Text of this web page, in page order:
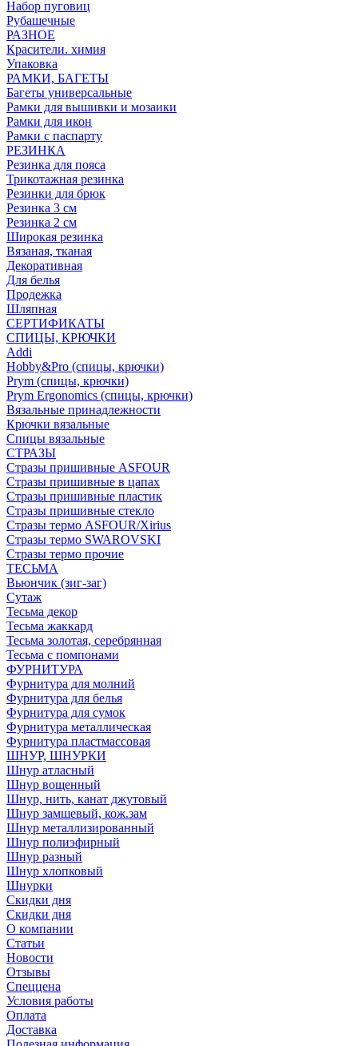
Набор пуговиц
Рубашечные
РАЗНОЕ
Красители. химия
Упаковка
РАМКИ, БАГЕТЫ
Багеты универсальные
Рамки для вышивки и мозаики
Рамки для икон
Рамки с паспарту
РЕЗИНКА
Резинка для пояса
Трикотажная резинка
Резинки для брюк
Резинка 3 см
Резинка 2 см
Широкая резинка
Вязаная, тканая
Декоративная
Для белья
Продежка
Шляпная
СЕРТИФИКАТЫ
СПИЦЫ, КРЮЧКИ
Addi
Hobby&Pro (спицы, крючки)
Prym (спицы, крючки)
Prym Ergonomics (спицы, крючки)
Вязальные принадлежности
Крючки вязальные
Спицы вязальные
СТРАЗЫ
Стразы пришивные ASFOUR
Стразы пришивные в цапах
Стразы пришивные пластик
Стразы пришивные стекло
Стразы термо ASFOUR/Xirius
Стразы термо SWAROVSKI
Стразы термо прочие
ТЕСЬМА
Вьюнчик (зиг-заг)
Сутаж
Тесьма декор
Тесьма жаккард
Тесьма золотая, серебрянная
Тесьма с помпонами
ФУРНИТУРА
Фурнитура для молний
Фурнитура для белья
Фурнитура для сумок
Фурнитура металлическая
Фурнитура пластмассовая
ШНУР, ШНУРКИ
Шнур атласный
Шнур вощенный
Шнур, нить, канат джутовый
Шнур замшевый, кож.зам
Шнур металлизированный
Шнур полиэфирный
Шнур разный
Шнур хлопковый
Шнурки
Скидки дня
Скидки дня
О компании
Статьи
Новости
Отзывы
Спеццена
Условия работы
Оплата
Доставка